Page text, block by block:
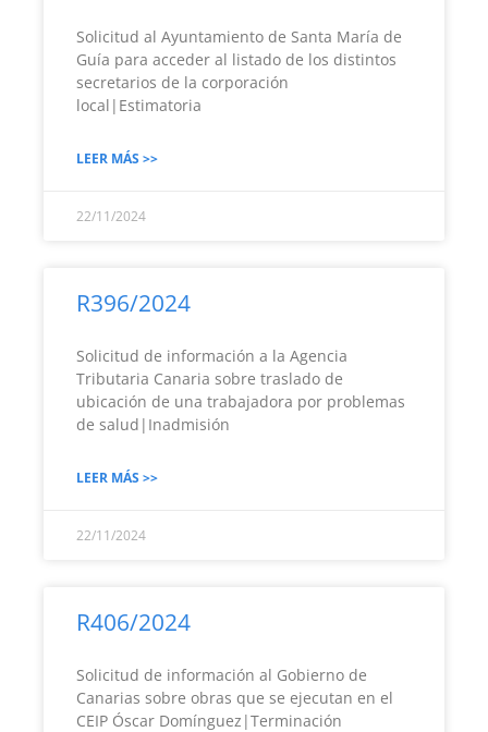
Solicitud al Ayuntamiento de Santa María de
Guía para acceder al listado de los distintos
secretarios de la corporación
local|Estimatoria
LEER MÁS >>
22/11/2024
R396/2024
Solicitud de información a la Agencia
Tributaria Canaria sobre traslado de
ubicación de una trabajadora por problemas
de salud|Inadmisión
LEER MÁS >>
22/11/2024
R406/2024
Solicitud de información al Gobierno de
Canarias sobre obras que se ejecutan en el
CEIP Óscar Domínguez|Terminación